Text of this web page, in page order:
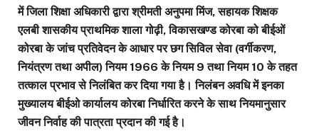
में जिला शिक्षा अधिकारी द्वारा श्रीमती अनुपमा मिंज, सहायक शिक्षक
एलबी शासकीय प्राथमिक शाला गोढ़ी, विकासखण्ड कोरबा को बीईओं
कोरबा के जांच प्रतिवेदन के आधार पर छग सिविल सेवा (वर्गीकरण,
नियंत्रण तथा अपील) नियम 1966 के नियम 9 तथा नियम 10 के तहत
तत्काल प्रभाव से निलंबित कर दिया गया है। निलंबन अवधि में इनका
मुख्यालय बीईओ कार्यालय कोरबा निर्धारित करने के साथ नियमानुसार
जीवन निर्वाह की पात्रता प्रदान की गई है।